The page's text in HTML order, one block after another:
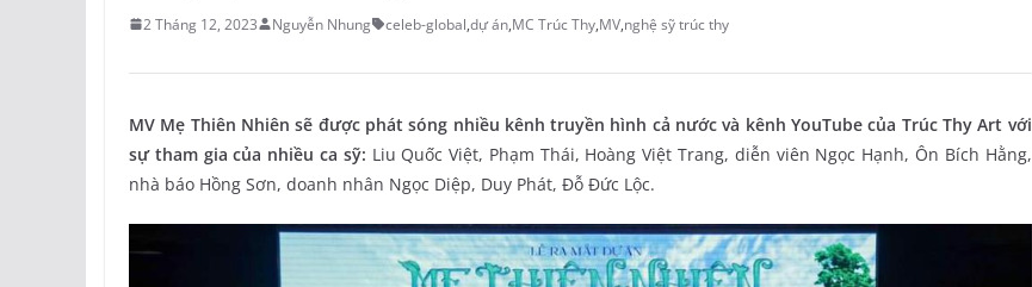
2 Tháng 12, 2023 Nguyễn Nhung celeb-global,dự án,MC Trúc Thy,MV,nghệ sỹ trúc thy
MV Mẹ Thiên Nhiên sẽ được phát sóng nhiều kênh truyền hình cả nước và kênh YouTube của Trúc Thy Art với
sự tham gia của nhiều ca sỹ: Liu Quốc Việt, Phạm Thái, Hoàng Việt Trang, diễn viên Ngọc Hạnh, Ôn Bích Hằng,
nhà báo Hồng Sơn, doanh nhân Ngọc Diệp, Duy Phát, Đỗ Đức Lộc.